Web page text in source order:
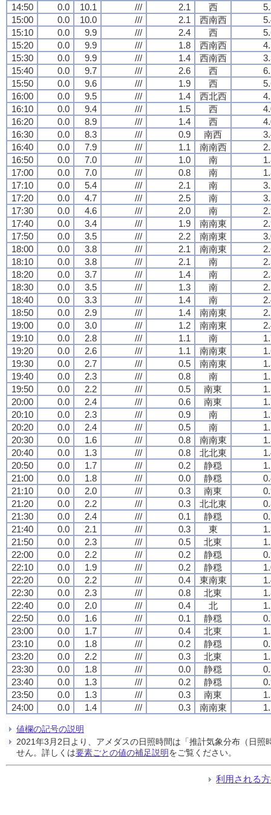
14:50 0.0 10.1 /// 2.1 西
15:00
0.0 10.0 /// 2.1 西南西
15:10
0.0 9.9 /// 2.4 西
15:20
0.0 9.9 /// 1.8 西南西
15:30
0.0 9.9 /// 1.4 西南西
15:40
0.0 9.7 /// 2.6 西
15:50
0.0 9.6 /// 1.9 西
16:00
0.0 9.5 /// 1.4 西北西
16:10
0.0 9.4 /// 1.5 西
16:20
0.0 8.9 /// 1.4 西
16:30
0.0 8.3 /// 0.9 南西
16:40
0.0 7.9 /// 1.1 南南西
16:50
0.0 7.0 /// 1.0 南
17:00
0.0 7.0 /// 0.8 南
17:10
0.0 5.4 /// 2.1 南
17:20
0.0 4.7 /// 2.5 南
17:30
0.0 4.6 /// 2.0 南
17:40
0.0 3.4 /// 1.9 南南東
17:50
0.0 3.5 /// 2.2 南南東
18:00
0.0 3.8 /// 2.1 南南東
18:10
0.0 3.8 /// 2.1 南
18:20
0.0 3.7 /// 1.4 南
18:30
0.0 3.5 /// 1.3 南
18:40
0.0 3.3 /// 1.4 南
18:50
0.0 2.9 /// 1.4 南南東
19:00
0.0 3.0 /// 1.2 南南東
19:10
0.0 2.8 /// 1.1 南
19:20
0.0 2.6 /// 1.1 南南東
19:30
0.0 2.7 /// 0.5 南南東
19:40
0.0 2.3 /// 0.8 南
19:50
0.0 2.2 /// 0.5 南東
20:00
0.0 2.4 /// 0.6 南東
20:10
0.0 2.3 /// 0.9 南
20:20
0.0 2.4 /// 0.5 南
20:30
0.0 1.6 /// 0.8 南南東
20:40
0.0 1.3 /// 0.8 北北東
20:50
0.0 1.7 /// 0.2 静穏
21:00
0.0 1.8 /// 0.0 静穏
21:10
0.0 2.0 /// 0.3 南東
21:20
0.0 2.2 /// 0.3 北北東
21:30
0.0 2.4 /// 0.1 静穏
21:40
0.0 2.1 /// 0.3 東
21:50
0.0 2.3 /// 0.5 北東
22:00
0.0 2.2 /// 0.2 静穏
22:10
0.0 1.9 /// 0.2 静穏
22:20
0.0 2.2 /// 0.4 東南東
22:30
0.0 2.3 /// 0.8 北東
22:40
0.0 2.0 /// 0.4 北
22:50
0.0 1.6 /// 0.1 静穏
23:00
0.0 1.7 /// 0.4 北東
23:10
0.0 1.8 /// 0.2 静穏
23:20
0.0 2.2 /// 0.3 北東
23:30
0.0 1.8 /// 0.0 静穏
23:40
0.0 1.3 /// 0.2 静穏
23:50
0.0 1.3 /// 0.3 南東
24:00
0.0 1.4 /// 0.3 南南東
値欄の記号の説明
2021年3月2日より、アメダスの日照時間は「推計気象分布（日
せん。詳しくは要素ごとの値の補足説明をご覧ください。
利用される